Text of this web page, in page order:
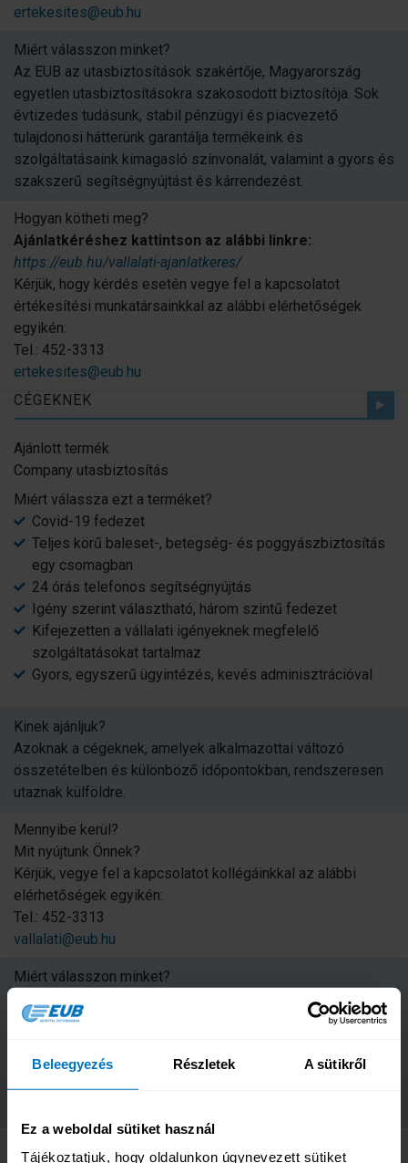
Beleegyezés Részletek A sütikről
Ez a weboldal sütiket használ
Tájékoztatjuk, hogy oldalunkon úgynevezett sütiket
ertekesites@eub.hu
Miért válasszon minket?
Az EUB az utasbiztosítások szakértője, Magyarország
egyetlen utasbiztosításokra szakosodott biztosítója. Sok
évtizedes tudásunk, stabil pénzügyi és piacvezető
tulajdonosi hátterünk garantálja termékeink és
szolgáltatásaink kimagasló színvonalát, valamint a gyors és
szakszerű segítségnyújtást és kárrendezést.
Hogyan kötheti meg?
Ajánlatkéréshez kattintson az alábbi linkre:
https://eub.hu/vallalati-ajanlatkeres/
Kérjük, hogy kérdés esetén vegye fel a kapcsolatot
értékesítési munkatársainkkal az alábbi elérhetőségek
egyikén:
Tel.: 452-3313
ertekesites@eub.hu
CÉGEKNEK
Ajánlott termék
Company utasbiztosítás
Miért válassza ezt a terméket?
Covid-19 fedezet
Teljes körű baleset-, betegség- és poggyászbiztosítás
egy csomagban
24 órás telefonos segítségnyújtás
Igény szerint választható, három szintű fedezet
Kifejezetten a vállalati igényeknek megfelelő
szolgáltatásokat tartalmaz
Gyors, egyszerű ügyintézés, kevés adminisztrációval
Kinek ajánljuk?
Azoknak a cégeknek, amelyek alkalmazottai változó
összetételben és különböző időpontokban, rendszeresen
utaznak külföldre.
Mennyibe kerül?
Mit nyújtunk Önnek?
Kérjük, vegye fel a kapcsolatot kollégáinkkal az alábbi
elérhetőségek egyikén:
Tel.: 452-3313
vallalati@eub.hu
Miért válasszon minket?
Az EUB az utasbiztosítások szakértője, Magyarország
egyetlen utasbiztosításokra szakosodott biztosítója. Sok
tulajdonosi hátterünk garantálja termékeink és
szolgáltatásaink kimagasló színvonalát, valamint a gyors és